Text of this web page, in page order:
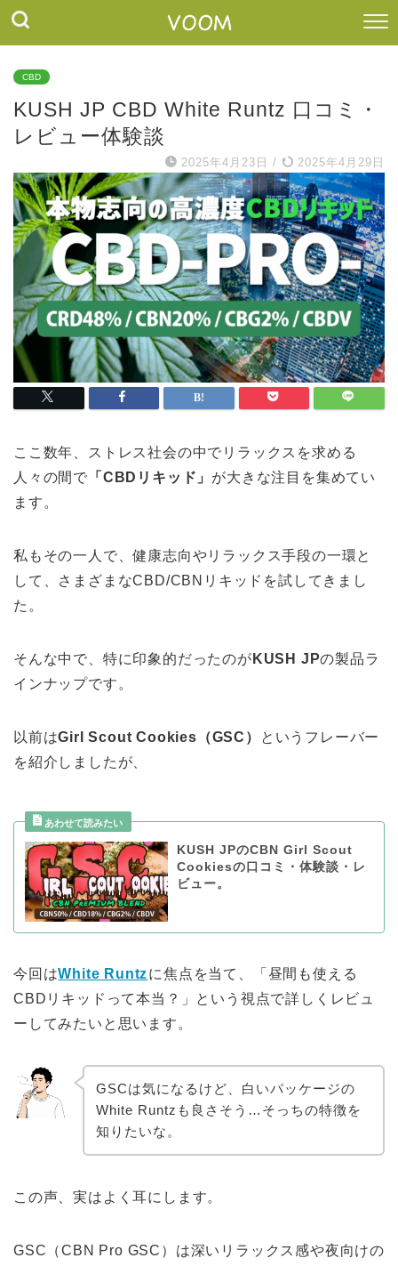
CBD
KUSH JP CBD White Runtz 口コミ・
レビュー体験談
2025年4月23日 / 2025年4月29日
ここ数年、ストレス社会の中でリラックスを求める
人々の間で 「CBDリキッド」 が大きな注目を集めてい
ます。
私もその一人で、健康志向やリラックス手段の一環と
して、さまざまなCBD/CBNリキッドを試してきまし
た。
そんな中で、特に印象的だったのが KUSH JPの製品ラ
インナップです。
以前はGirl Scout Cookies（GSC）
というフレーバー
を紹介しましたが、
KUSH JPのCBN Girl Scout
Cookiesの口コミ・体験談・レ
ビュー。
今回はWhite Runtzに焦点を当て、「昼間も使える
CBDリキッドって本当？」という視点で詳しくレビュ
ーしてみたいと思います。
GSCは気になるけど、白いパッケージの
White Runtzも良さそう…そっちの特徴を
知りたいな。
この声、実はよく耳にします。
GSC（CBN Pro GSC）は深いリラックス感や夜向けの